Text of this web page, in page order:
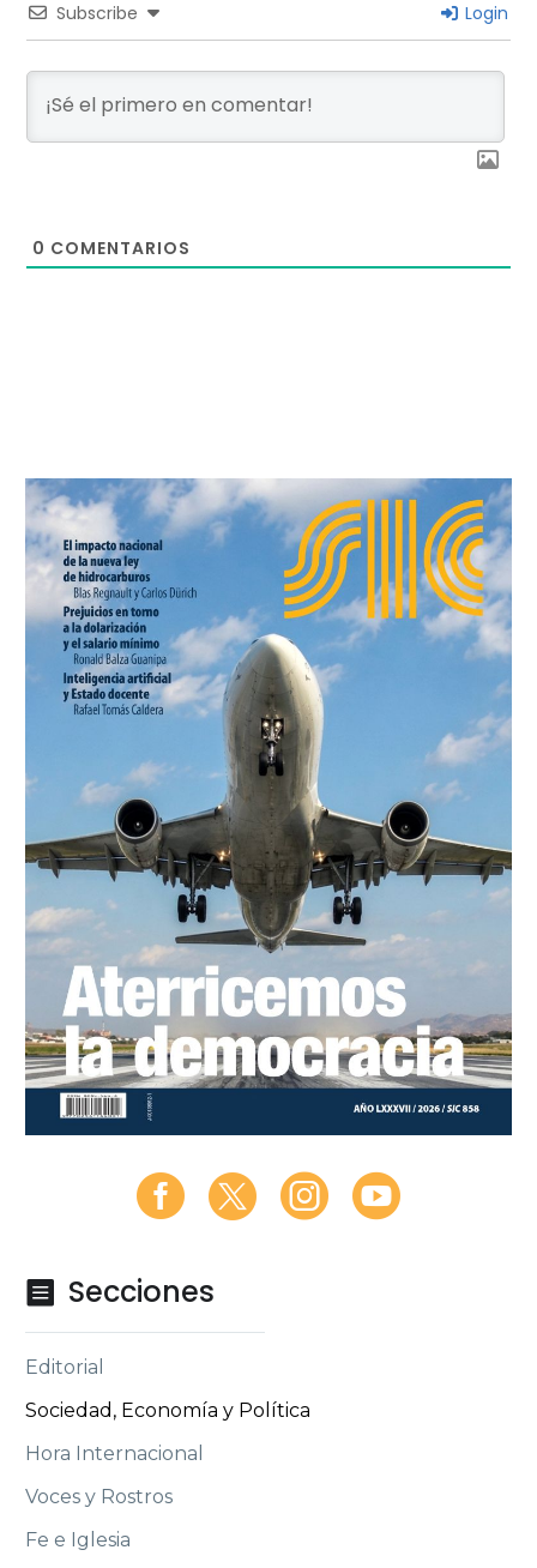
Subscribe Login
0 COMENTARIOS
 Secciones
Editorial
Sociedad, Economía y Política
Hora Internacional
Voces y Rostros
Fe e Iglesia